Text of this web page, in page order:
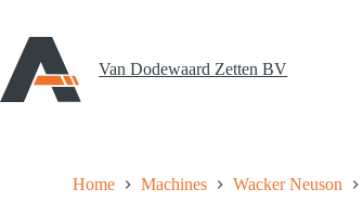
inhoud
Van Dodewaard Zetten BV
Home Machines Wacker Neuson